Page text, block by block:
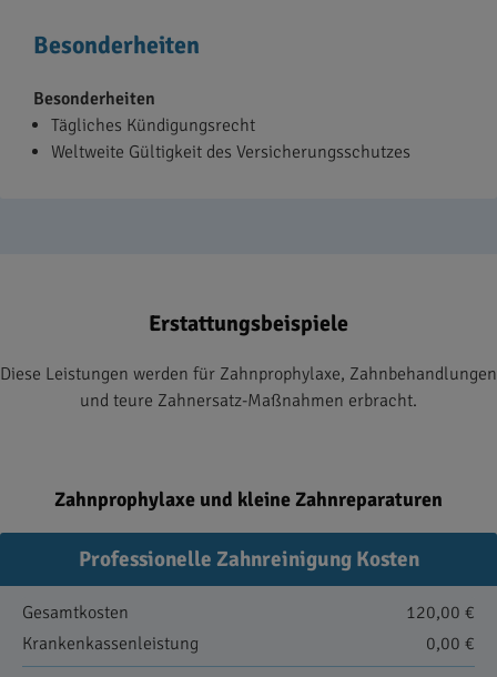
Besonderheiten
Besonderheiten
Tägliches Kündigungsrecht
Weltweite Gültigkeit des Versicherungsschutzes
Erstattungsbeispiele
Diese Leistungen werden für Zahnprophylaxe, Zahnbehandlungen
und teure Zahnersatz-Maßnahmen erbracht.
Zahnprophylaxe und kleine Zahnreparaturen
Professionelle Zahnreinigung Kosten
Gesamtkosten
120,00 €
Krankenkassenleistung
0,00 €